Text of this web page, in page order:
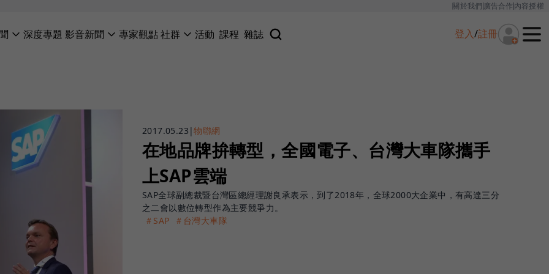
關於我們廣告合作內容授權
深度專題 影音新聞 專家觀點社群 活動 課程 雜誌 登入/註冊
2017.05.23 |物聯網
在地品牌拚轉型，全國電子、台灣大車隊攜手
上SAP雲端
SAP全球副總裁暨台灣區總經理謝良承表示，到了2018年，全球2000大企業中，有高達三分
之二會以數位轉型作為主要競爭力。
＃SAP
＃台灣大車隊